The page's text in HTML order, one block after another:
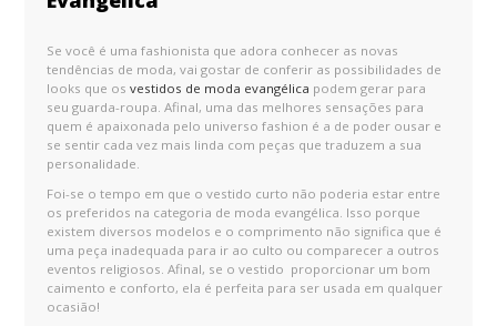
Se você é uma fashionista que adora conhecer as novas
tendências de moda, vai gostar de conferir as possibilidades de
looks que osvestidos de moda evangélica podem gerar para
seu guarda-roupa. Afinal, uma das melhores sensações para
quem é apaixonada pelo universo fashion é a de poder ousar e
se sentir cada vez mais linda com peças que traduzem a sua
personalidade.
Foi-se o tempo em que o vestido curto não poderia estar entre
os preferidos na categoria de moda evangélica. Isso porque
existem diversos modelos e o comprimento não significa que é
uma peça inadequada para ir ao culto ou comparecer a outros
eventos religiosos. Afinal, se o vestido proporcionar um bom
caimento e conforto, ela é perfeita para ser usada em qualquer
ocasião!